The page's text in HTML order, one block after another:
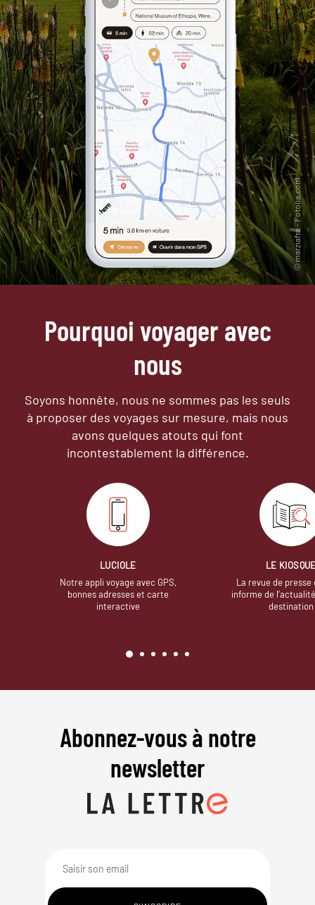
Pourquoi voyager avec
nous
Soyons honnête, nous ne sommes pas les seuls
à proposer des voyages sur mesure, mais nous
avons quelques atouts qui font
incontestablement la différence.
LUCIOLE
Notre appli voyage avec GPS,
bonnes adresses et carte
interactive
LE
La revue de presse
informe de
destination
Abonnez-vous à notre
newsletter